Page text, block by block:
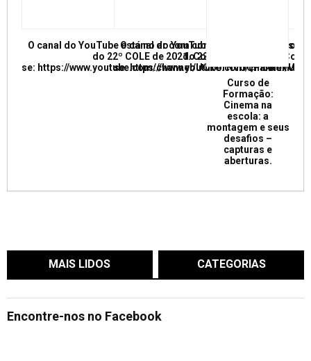
O canal do YouTube está no ar com conferências e mesas
do 22º COLE de 2021. Confira e inscreva
se: https://www.youtube.com/channel/
O canal do YouTube está no ar com
do 22º COLE de 2021.
se: https://www.youtube.com/channel/
Curso de
Formação:
Cinema na
escola: a
montagem e seus
desafios –
capturas e
aberturas.
MAIS LIDOS CATEGORIAS
Encontre-nos no Facebook